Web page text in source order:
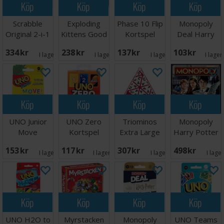
Köp
Scrabble
Original 2-i-1
334 SEK I lager: 8
Köp
Exploding
Kittens Good
Svensk
238 SEK I lager:
Köp
Phase 10 Flip
Kortspel
137 SEK I lager:
Köp
Monopoly
Deal Harry
Kortspill
103 SEK I
Köp
UNO Junior
Move
153 SEK I lager:
Köp
UNO Zero
Kortspel
117 SEK I lager: 10
Köp
Triominos
Extra Large
307 SEK I lager: 3
Köp
Monopoly
Harry Potter
498 SEK I
Köp
UNO H2O to
Köp
Myrstacken
Köp
Monopoly
Köp
UNO Teams